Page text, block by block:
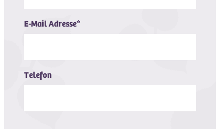
E-Mail Adresse*
Telefon